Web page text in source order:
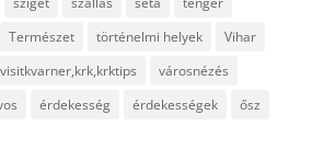
Természet történelmi helyek
Vihar
visitkvarner,krk,krktips
városnézés
érdekesség érdekességek ősz